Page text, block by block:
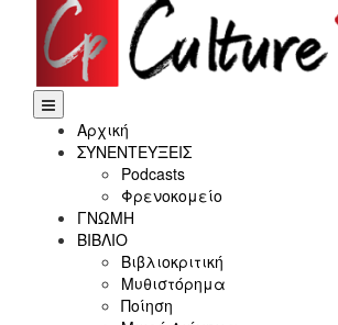
Αρχική
ΣΥΝΕΝΤΕΥΞΕΙΣ
Podcasts
Φρενοκομείο
ΓΝΩΜΗ
ΒΙΒΛΙΟ
Βιβλιοκριτική
Μυθιστόρημα
Ποίηση